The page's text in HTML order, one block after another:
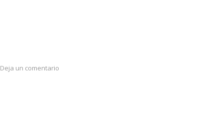
Deja un comentario